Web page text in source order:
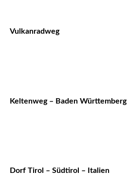
Vulkanradweg
Keltenweg – Baden Württemberg
Dorf Tirol – Südtirol – Italien